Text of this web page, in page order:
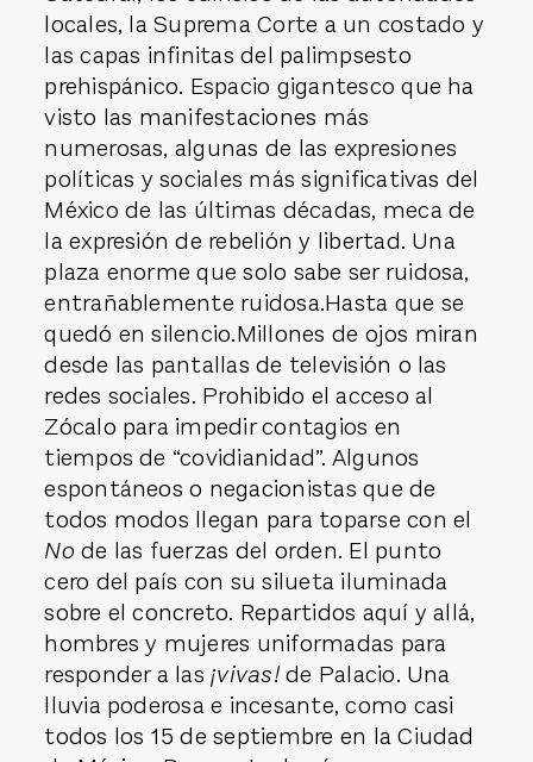
locales, la Suprema Corte a un costado y
las capas infinitas del palimpsesto
prehispánico. Espacio gigantesco que ha
visto las manifestaciones más
numerosas, algunas de las expresiones
políticas y sociales más significativas del
México de las últimas décadas, meca de
la expresión de rebelión y libertad. Una
plaza enorme que solo sabe ser ruidosa,
entrañablemente ruidosa.Hasta que se
quedó en silencio.Millones de ojos miran
desde las pantallas de televisión o las
redes sociales. Prohibido el acceso al
Zócalo para impedir contagios en
tiempos de “covidianidad”. Algunos
espontáneos o negacionistas que de
todos modos llegan para toparse con el
No de las fuerzas del orden. El punto
cero del país con su silueta iluminada
sobre el concreto. Repartidos aquí y allá,
hombres y mujeres uniformadas para
responder a las¡vivas!de Palacio. Una
lluvia poderosa e incesante, como casi
todos los 15 de septiembre en la Ciudad